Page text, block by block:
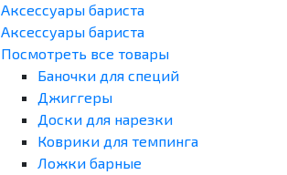
Аксессуары бариста
Аксессуары бариста
Посмотреть все товары
Баночки для специй
Джиггеры
Доски для нарезки
Коврики для темпинга
Ложки барные